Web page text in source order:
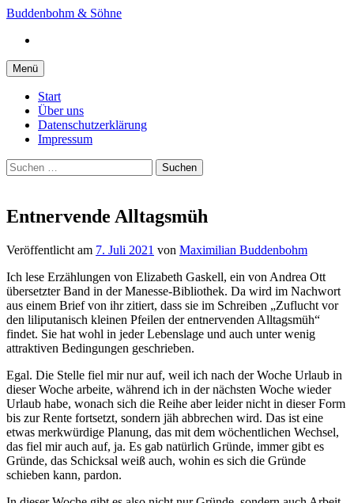
Springe
Inhalt
Buddenbohm & Söhne
Menü
Start
Über uns
Datenschutzerklärung
Impressum
Suchen
nach:
Entnervende Alltagsmüh
Veröffentlicht am 7. Juli 2021 von Maximilian Buddenbohm
Ich lese Erzählungen von Elizabeth Gaskell, ein von Andrea Ott
übersetzter Band in der Manesse-Bibliothek. Da wird im Nachwort
aus einem Brief von ihr zitiert, dass sie im Schreiben „Zuflucht vor
den liliputanisch kleinen Pfeilen der entnervenden Alltagsmüh“
findet. Sie hat wohl in jeder Lebenslage und auch unter wenig
attraktiven Bedingungen geschrieben.
Egal. Die Stelle fiel mir nur auf, weil ich nach der Woche Urlaub in
dieser Woche arbeite, während ich in der nächsten Woche wieder
Urlaub habe, wonach sich die Reihe aber leider nicht in dieser Form
bis zur Rente fortsetzt, sondern jäh abbrechen wird. Das ist eine
etwas merkwürdige Planung, das mit dem wöchentlichen Wechsel,
das fiel mir auch auf, ja. Es gab natürlich Gründe, immer gibt es
Gründe, das Schicksal weiß auch, wohin es sich die Gründe
schieben kann, pardon.